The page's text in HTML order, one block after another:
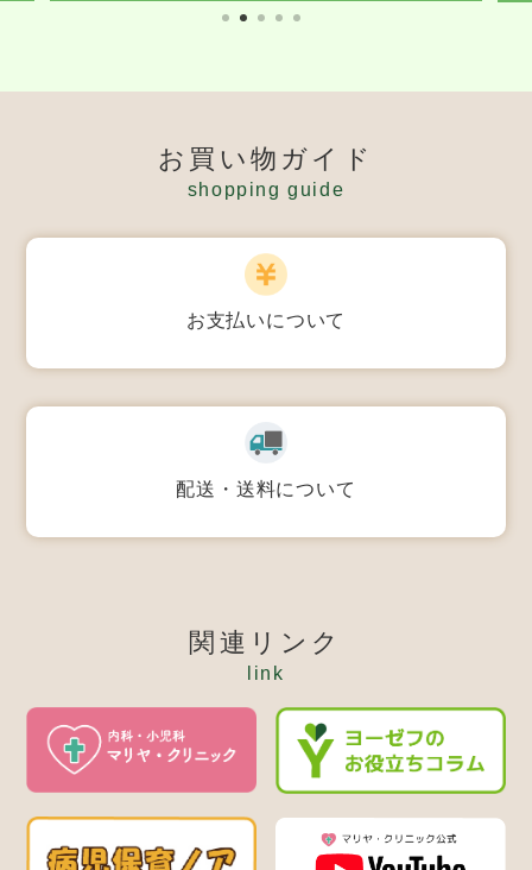
お買い物ガイド
shopping guide
お支払いについて
配送・送料について
関連リンク
link